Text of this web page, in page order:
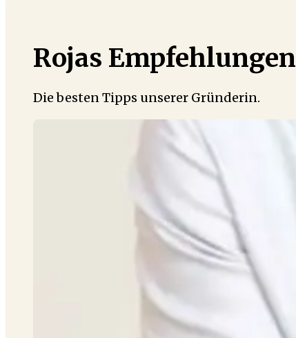
Rojas Empfehlungen
Die besten Tipps unserer Gründerin.